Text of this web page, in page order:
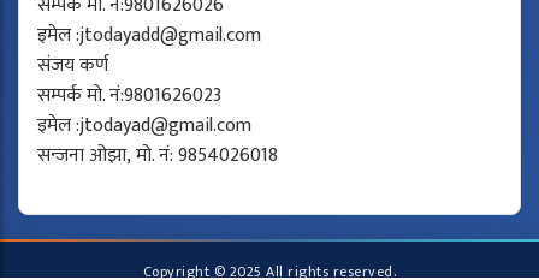
इमेल :jtodayadd@gmail.com
संजय कर्ण
सम्पर्क मो. नं:9801626023
इमेल :jtodayad@gmail.com
सन्जना ओझा, मो. नं: 9854026018
Copyright © 2025 All rights reserved.